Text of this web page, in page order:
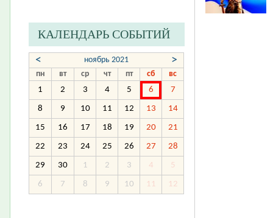
КАЛЕНДАРЬ СОБЫТИЙ
< ноябрь 2021 >
пн вт ср чт пт сб
вс
1
2 3 4 5 6 7
8 9 10 11 12 13 14
15 16 17 18 19 20 21
22 23 24 25 26 27 28
29 30 1 2 3 4 5
6 7 8 9 10 11 12